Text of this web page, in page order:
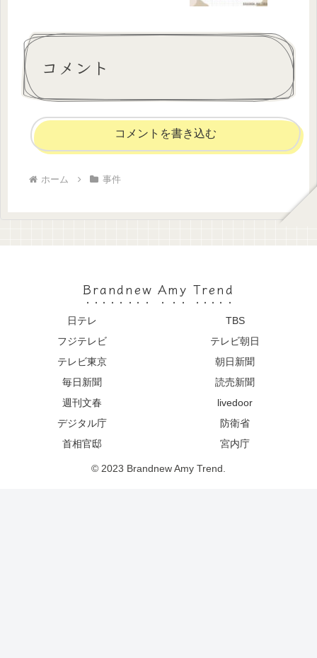
コメント
コメントを書き込む
ホーム 事件
Brandnew Amy Trend
日テレ
TBS
フジテレビ
テレビ朝日
テレビ東京
朝日新聞
毎日新聞
読売新聞
週刊文春
livedoor
デジタル庁
防衛省
首相官邸
宮内庁
© 2023 Brandnew Amy Trend.